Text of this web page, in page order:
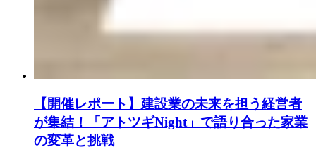
【開催レポート】建設業の未来を担う経営者
が集結！「アトツギNight」で語り合った家業
の変革と挑戦